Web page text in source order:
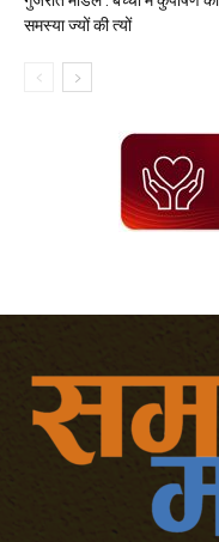
समस्या ज्यों की त्यों